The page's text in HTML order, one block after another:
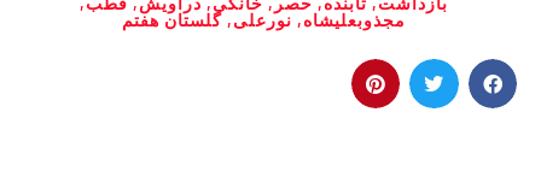
مجذوبعلیشاه, نورعلی,گلستان هفتم